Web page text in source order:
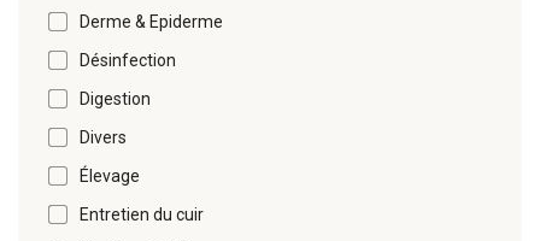
Derme & Epiderme
Désinfection
Digestion
Divers
Élevage
Entretien du cuir